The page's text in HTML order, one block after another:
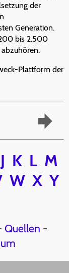
der
Generation.
bis 2.500
Plattform der
J K L M
W X Y
Quellen -